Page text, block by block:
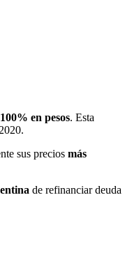
100% en pesos. Esta
sus precios más
de refinanciar deuda